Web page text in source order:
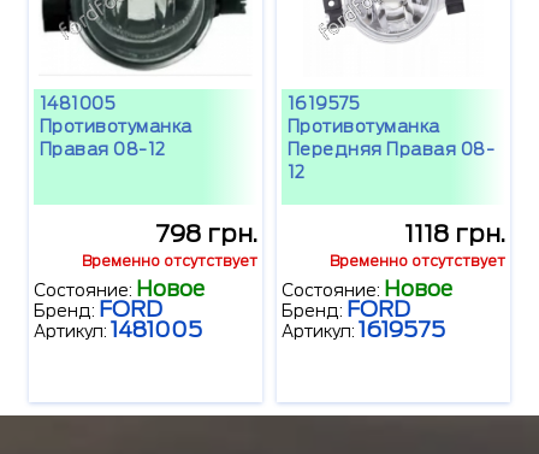
1481005
Противотуманка
Правая 08-12
798 грн.
Временно отсутствует
Состояние: Новое
Бренд: FORD
Артикул: 1481005
1619575
Противотуманка
Передняя Правая 08-
12
1118 грн.
Временно отсутствует
Состояние: Новое
Бренд: FORD
Артикул: 1619575